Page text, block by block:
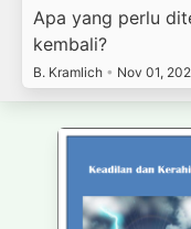
Apa yang perlu
kembali?
B. Kramlich • Nov 01,